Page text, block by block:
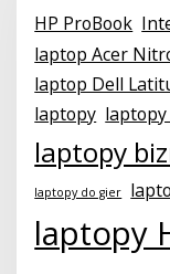
HP ProBook
laptop Acer
laptop Dell
laptopy laptopy
laptopy
laptopy do gier
laptopy